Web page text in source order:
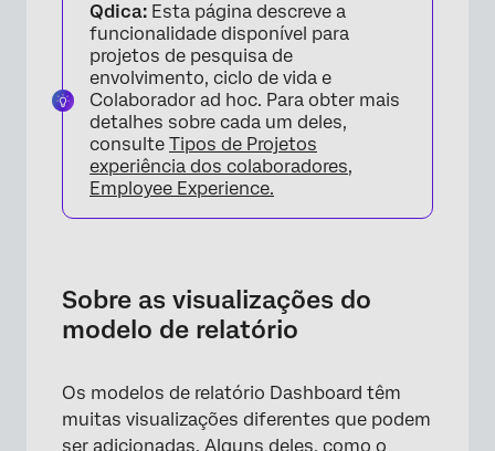
relatório
Visualização de gráfico de barras
Visualização de gráfico de linhas
Visualização de gráfico de pizza
Visualização da barra de decomposição
Visualização de gráficos de medidores
Visualização do resumo da participação
Visualização tabelas de dados
Visualização da tabela de Resultados
Qdica: Esta página descreve a
funcionalidade disponível para
projetos de pesquisa de
envolvimento, ciclo de vida e
Colaborador ad hoc. Para obter mais
detalhes sobre cada um deles,
consulte Tipos de Projetos
experiência dos colaboradores,
Employee Experience.
Sobre as visualizações do
modelo de relatório
Os modelos de relatório Dashboard têm
muitas visualizações diferentes que podem
ser adicionadas. Alguns deles, como o